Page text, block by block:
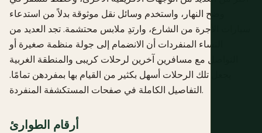
وضح النهار، واستخدم وسائل نقل موثوقة بدلاً من استدعاء
سيارات الأجرة من الشارع، وارتدِ ملابس محتشمة. تجد العديد من
النساء المنفردات أن الانضمام إلى جولة منظمة صغيرة أو
التواصل مع مسافرين آخرين لرحلات كريبى والمنطقة الغربية
يجعل تلك الرحلات أسهل بكثير من القيام بها بمفردهن تمامًا.
التفاصيل الكاملة في صفحات المستكشفة المنفردة .
أرقام الطوارئ